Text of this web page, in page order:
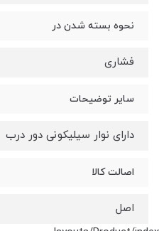
نحوه بسته شدن در
فشاری
سایر توضیحات
دارای نوار سیلیکونی دور درب
اصالت کالا
اصل